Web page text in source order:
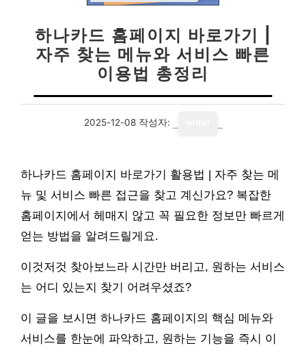
하나카드 홈페이지 바로가기 |
자주 찾는 메뉴와 서비스 빠른
이용법 총정리
2025-12-08 작성자:
하나카드 홈페이지 바로가기 활용법 | 자주 찾는 메
뉴 및 서비스 빠른 접근을 찾고 계신가요? 복잡한
홈페이지에서 헤매지 않고 꼭 필요한 정보만 빠르게
얻는 방법을 알려드릴게요.
이것저것 찾아보느라 시간만 버리고, 원하는 서비스
는 어디 있는지 찾기 어려우셨죠?
이 글을 보시면 하나카드 홈페이지의 핵심 메뉴와
서비스를 한눈에 파악하고, 원하는 기능을 즉시 이